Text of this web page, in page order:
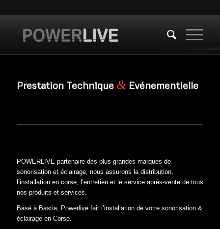
Prestation Technique &Evénementielle
POWERLIVE partenaire des plus grandes marques de
sonorisation et éclairage, nous assurons la distribution,
l’installation en corse, l’entretien et le service après-vente de tous
nos produits et services.
Basé à Bastia, Powerlive fait l’installation de votre sonorisation &
éclairage en Corse.